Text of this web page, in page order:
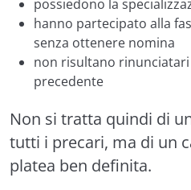
possiedono la
hanno partecipato alla
senza ottenere nomina
non risultano
precedente
Non si tratta quindi di
tutti i precari, ma di un
platea ben definita.